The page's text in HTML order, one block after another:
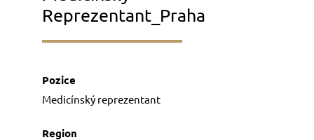
FOR JOB SEEKERS
In our agency
Reprezentant_Praha
Medicínský reprezentant